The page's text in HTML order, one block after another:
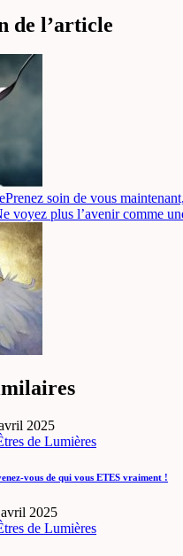
de l’article
Prenez soin de vous
voyez plus l’avenir comme
2025
de Lumières
vous de qui vous ETES vraiment !
2025
de Lumières